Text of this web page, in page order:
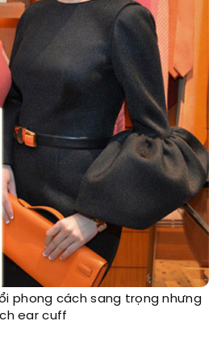
phong cách sang trọng nhưng
ear cuff